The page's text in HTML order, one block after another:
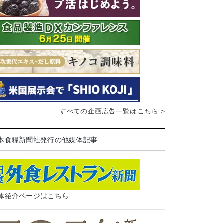
すべての企画広告一覧はこちら >
食糧新聞社発行の他媒体記事
紹介ページはこちら